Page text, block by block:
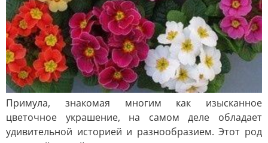
Примула, знакомая многим как изысканное
цветочное украшение, на самом деле обладает
удивительной историей и разнообразием. Этот род